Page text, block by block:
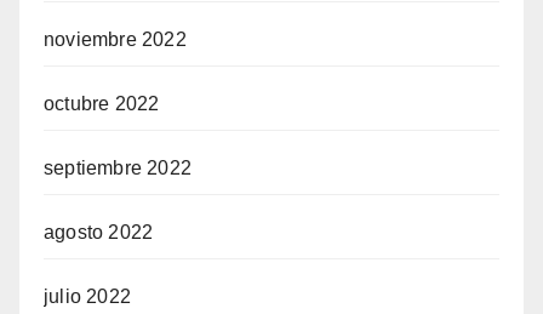
noviembre 2022
octubre 2022
septiembre 2022
agosto 2022
julio 2022